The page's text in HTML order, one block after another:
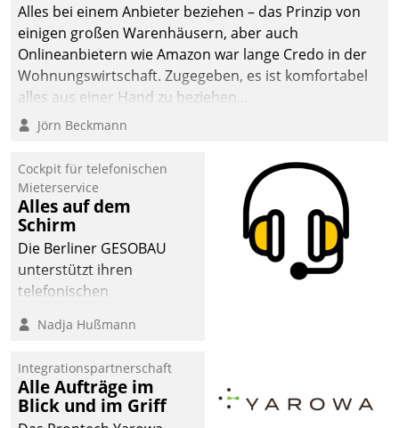
Alles bei einem Anbieter beziehen – das Prinzip von
einigen großen Warenhäusern, aber auch
Onlineanbietern wie Amazon war lange Credo in der
Wohnungswirtschaft. Zugegeben, es ist komfortabel
alles aus einer Hand zu beziehen...
Jörn Beckmann
Cockpit für telefonischen
Mieterservice
Alles auf dem
Schirm
Die Berliner GESOBAU
unterstützt ihren
telefonischen
digitalen Cockpit, das
passende Fragen und
Schlagworte auswirft.
Eine intuitive
Nadja Hußmann
Integrationspartnerschaft
Alle Aufträge im
Blick und im Griff